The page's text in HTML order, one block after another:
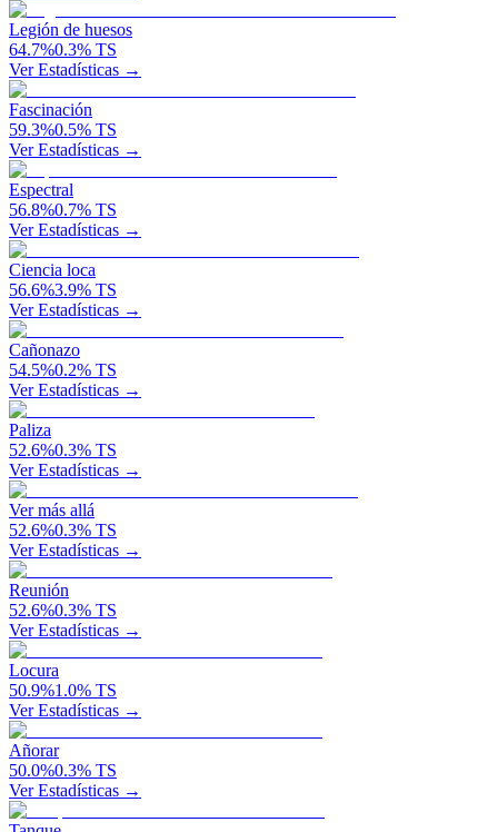
Legión de huesos
64.7%0.3% TS
Ver Estadísticas →
Fascinación
59.3%0.5% TS
Ver Estadísticas →
Espectral
56.8%0.7% TS
Ver Estadísticas →
Ciencia loca
56.6%3.9% TS
Ver Estadísticas →
Cañonazo
54.5%0.2% TS
Ver Estadísticas →
Paliza
52.6%0.3% TS
Ver Estadísticas →
Ver más allá
52.6%0.3% TS
Ver Estadísticas →
Reunión
52.6%0.3% TS
Ver Estadísticas →
Locura
50.9%1.0% TS
Ver Estadísticas →
Añorar
50.0%0.3% TS
Ver Estadísticas →